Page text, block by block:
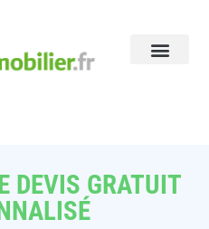
DEVIS GRATUIT